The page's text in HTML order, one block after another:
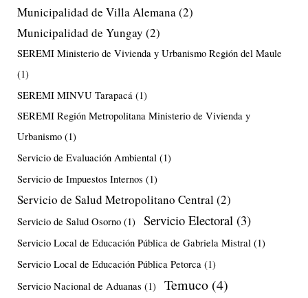
Municipalidad de Villa Alemana(2)
Municipalidad de Yungay (2)
SEREMI Ministerio de Vivienda y Urbanismo Región del Maule
(1)
SEREMI MINVU Tarapacá (1)
SEREMI Región Metropolitana Ministerio de Vivienda y
Urbanismo (1)
Servicio de Evaluación Ambiental (1)
Servicio de Impuestos Internos (1)
Servicio de Salud Metropolitano Central(2)
Servicio de Salud Osorno (1) Servicio Electoral (3)
Servicio Local de Educación Pública de Gabriela Mistral (1)
Servicio Local de Educación Pública Petorca (1)
Servicio Nacional de Aduanas (1) Temuco (4)